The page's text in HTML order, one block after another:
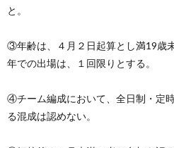
と。
③年齢は、４月２日起算とし満19歳
年での出場は、１回限りとする。
④チーム編成において、全日制・定
る混成は認めない。